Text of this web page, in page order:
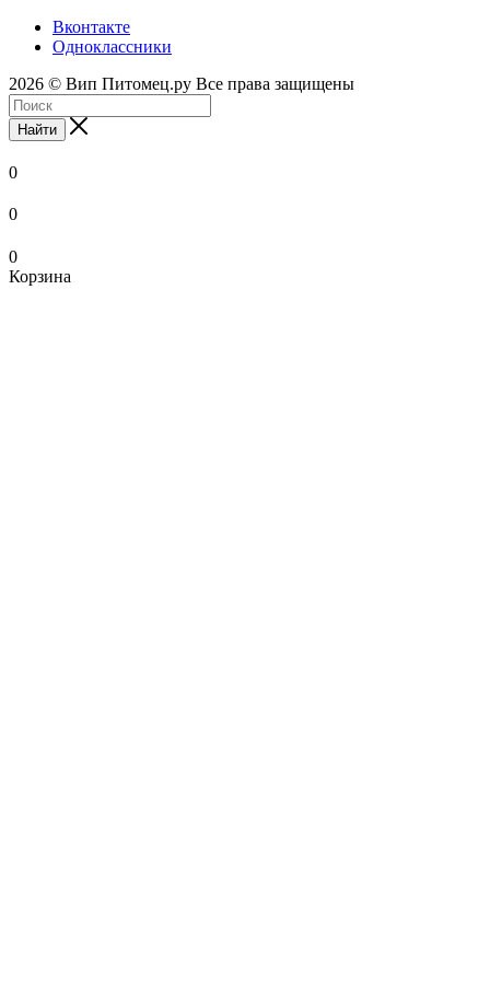
Вконтакте
Одноклассники
2026 © Вип Питомец.ру Все права защищены
Найти
0
0
0
Корзина